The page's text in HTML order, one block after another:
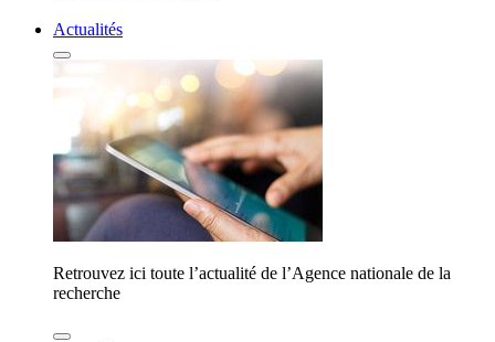
Actualités
Retrouvez ici toute l’actualité de l’Agence nationale de la
recherche